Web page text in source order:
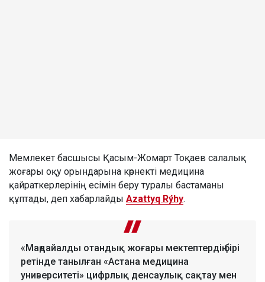
Мемлекет басшысы Қасым-Жомарт Тоқаев салалық
жоғары оқу орындарына көрнекті медицина
қайраткерлерінің есімін беру туралы бастаманы
құптады, деп хабарлайды Azattyq Rýhy.
«Маңдайалды отандық жоғары мектептердің бірі
ретінде танылған «Астана медицина
университеті» цифрлық денсаулық сақтау мен